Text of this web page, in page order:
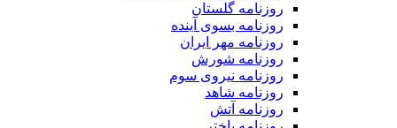
روزنامه گلستان
روزنامه بسوی آینده
روزنامه مهر ایران
روزنامه شورش
روزنامه نیروی سوم
روزنامه شاهد
روزنامه آتش